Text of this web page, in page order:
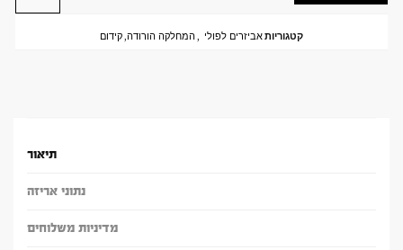
קטגוריותאביזרים לפולי המחלקה הורודה קידום
תיאור
נתוני אריזה
מדיניות משלוחים